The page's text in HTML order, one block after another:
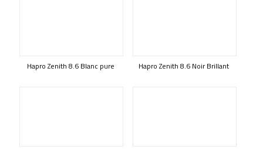
Hapro Zenith 8.6 Blanc pure Hapro Zenith 8.6 Noir Brillant